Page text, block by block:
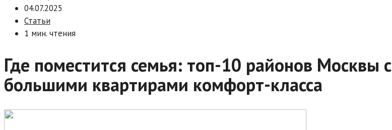
04.07.2025
Статьи
1 мин. чтения
Где поместится семья: топ-10 районов Москвы с
большими квартирами комфорт-класса